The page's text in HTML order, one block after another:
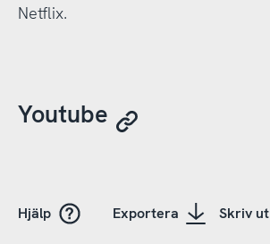
Netflix.
Youtube
Hjälp Exportera Skriv ut